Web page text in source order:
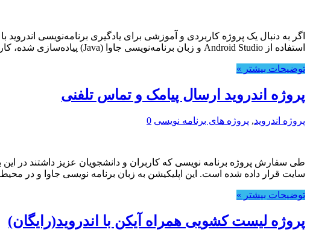
استفاده از Android Studio و زبان برنامه‌نویسی جاوا (Java) پیاده‌سازی شده، کاربر می‌تواند تاریخ امروز را …
توضیحات بیشتر »
پروژه اندروید ارسال پیامک و تماس تلفنی
پروژه اندروید, پروژه های برنامه نویسی 0
طی سفارش پروژه برنامه نویسی که کاربران و دانشجویان عزیز داشتند در
سایت قرار داده شده است. این اپلیکیشن به زبان برنامه نویسی جاوا و در
توضیحات بیشتر »
پروژه لیست کشویی همراه آیکن با اندروید(رایگان)